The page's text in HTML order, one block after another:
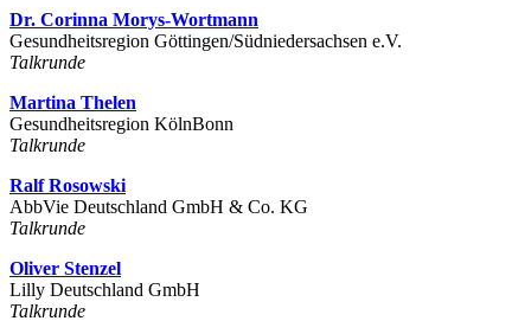
Dr. Corinna Morys-Wortmann
Gesundheitsregion Göttingen/Südniedersachsen e.V.
Talkrunde
Martina Thelen
Gesundheitsregion KölnBonn
Talkrunde
Ralf Rosowski
AbbVie Deutschland GmbH & Co. KG
Talkrunde
Oliver Stenzel
Lilly Deutschland GmbH
Talkrunde